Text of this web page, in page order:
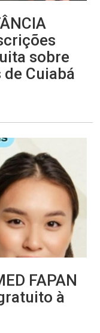
sobre
Cuiabá
FAPAN
à